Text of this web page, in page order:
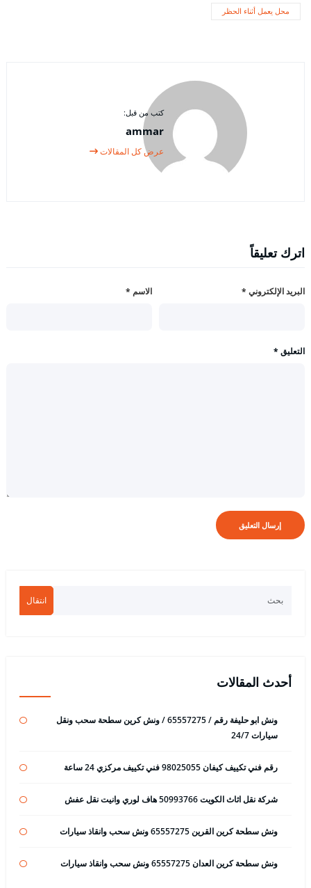
محل يعمل أثناء الحظر
كتب من قبل:
ammar
عرض كل المقالات
اترك تعليقاً
الاسم * البريد الإلكتروني *
التعليق *
انتقال
أحدث المقالات
ونش ابو حليفة رقم / 65557275 / ونش كرين سطحة سحب ونقل
سيارات 24/7
رقم فني تكييف كيفان 98025055 فني تكييف مركزي 24 ساعة
شركة نقل اثاث الكويت 50993766 هاف لوري وانيت نقل عفش
ونش سطحة كرين القرين 65557275 ونش سحب وانقاذ سيارات
ونش سطحة كرين العدان 65557275 ونش سحب وانقاذ سيارات